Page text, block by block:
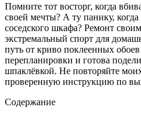
Помните тот восторг, когда
своей мечты? А ту панику,
соседского шкафа? Ремонт
экстремальный спорт для
путь от криво поклеенных
перепланировки и готова
шпаклёвкой. Не повторяйте
проверенную инструкцию по
Содержание